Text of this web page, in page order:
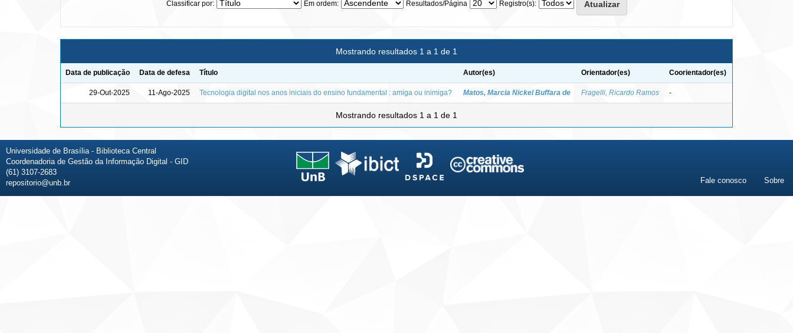
Classificar por: Em ordem: Resultados/Página Registro(s):
Mostrando resultados 1 a 1 de 1
Data de publicação Data de defesa Título Autor(es) Orientador(es) Coorientador(es)
29-Out-2025 11-Ago-2025 Tecnologia digital nos anos iniciais do ensino fundamental : amiga ou inimiga? Matos, Marcia Nickel Buffara de Fragelli, Ricardo Ramos -
Mostrando resultados 1 a 1 de 1
Universidade de Brasília - Biblioteca Central
Coordenadoria de Gestão da Informação Digital - GID
(61) 3107-2683
repositorio@unb.br
Fale conosco Sobre